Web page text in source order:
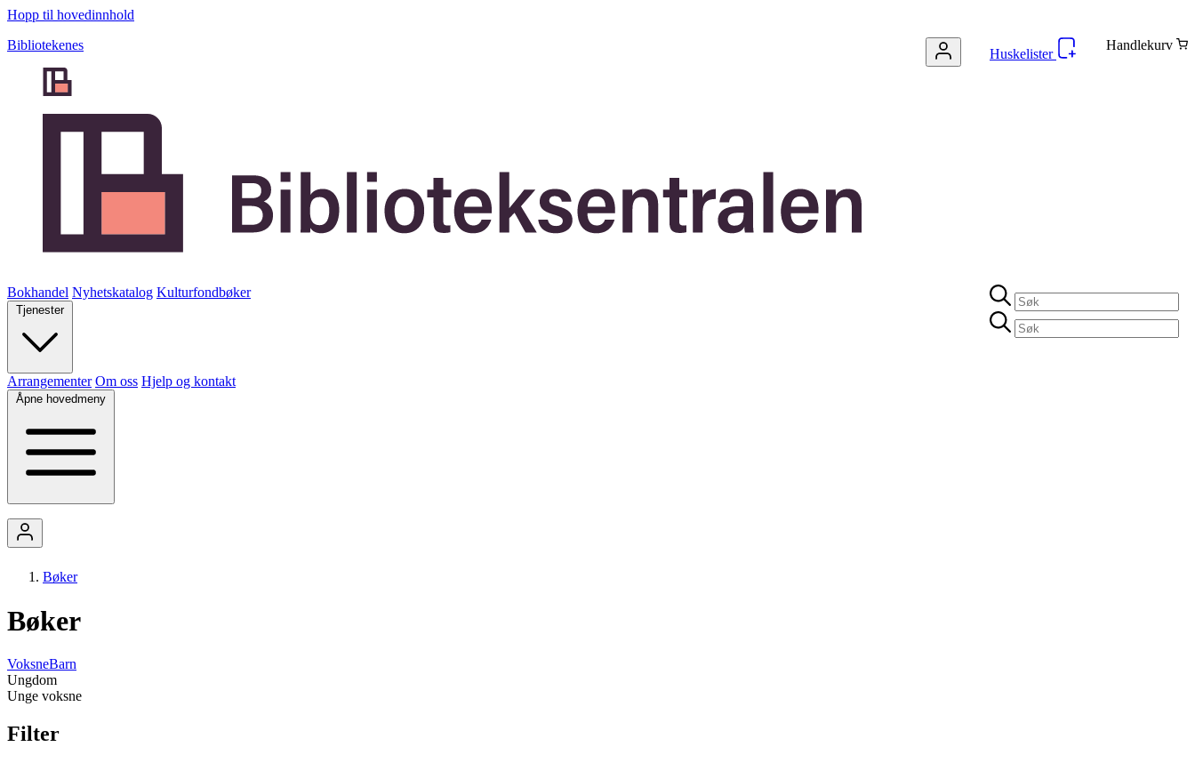
Hopp til hovedinnhold
Bibliotekenes
Bokhandel Nyhetskatalog Kulturfondbøker
Tjenester
Arrangementer Om oss Hjelp og kontakt
Åpne hovedmeny
Huskelister
Handlekurv
Bøker
Bøker
VoksneBarn
Ungdom
Unge voksne
Filter